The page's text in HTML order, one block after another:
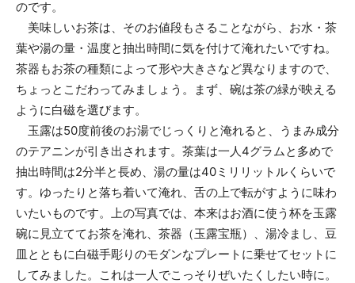
のです。
美味しいお茶は、そのお値段もさることながら、お水・茶
葉や湯の量・温度と抽出時間に気を付けて淹れたいですね。
茶器もお茶の種類によって形や大きさなど異なりますので、
ちょっとこだわってみましょう。まず、碗は茶の緑が映える
ように白磁を選びます。
玉露は50度前後のお湯でじっくりと淹れると、うまみ成分
のテアニンが引き出されます。茶葉は一人4グラムと多めで
抽出時間は2分半と長め、湯の量は40ミリリットルくらいで
す。ゆったりと落ち着いて淹れ、舌の上で転がすように味わ
いたいものです。上の写真では、本来はお酒に使う杯を玉露
碗に見立ててお茶を淹れ、茶器（玉露宝瓶）、湯冷まし、豆
皿とともに白磁手彫りのモダンなプレートに乗せてセットに
してみました。これは一人でこっそりぜいたくしたい時に。